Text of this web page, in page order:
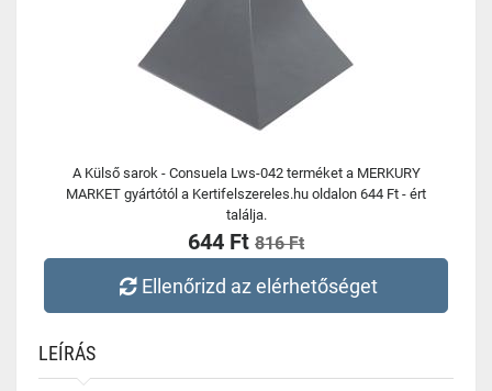
A Külső sarok - Consuela Lws-042 terméket a MERKURY
MARKET gyártótól a Kertifelszereles.hu oldalon 644 Ft - ért
találja.
644 Ft 816 Ft
Ellenőrizd az elérhetőséget
LEÍRÁS